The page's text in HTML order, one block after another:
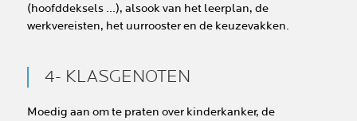
(hoofddeksels ...), alsook van het leerplan, de
werkvereisten, het uurrooster en de keuzevakken.
4- KLASGENOTEN
Moedig aan om te praten over kinderkanker, de